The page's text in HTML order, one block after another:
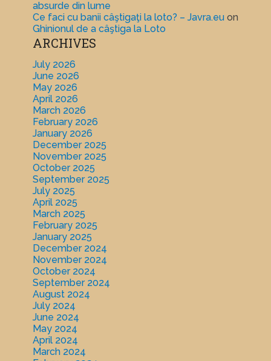
absurde din lume
Ce faci cu banii câştigaţi la loto? – Javra.euon
Ghinionul de a câştiga la Loto
ARCHIVES
July 2026
June 2026
May 2026
April 2026
March 2026
February 2026
January 2026
December 2025
November 2025
October 2025
September 2025
July 2025
April 2025
March 2025
February 2025
January 2025
December 2024
November 2024
October 2024
September 2024
August 2024
July 2024
June 2024
May 2024
April 2024
March 2024